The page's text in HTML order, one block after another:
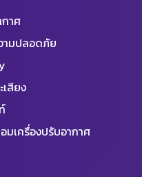
กาศ
ามปลอดภัย
สียง
มเครื่องปรับอากาศ